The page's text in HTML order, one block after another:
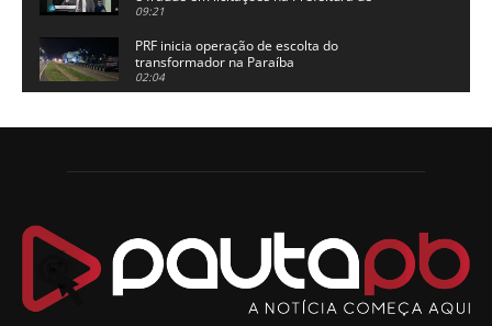
Alhandra
09:21
PRF inicia operação de escolta do
transformador na Paraíba
02:04
candidatura a governador da Paraíba
Chapa dos sonhos: Cícero agradece a Galdino,
Arthur Lira parabeniza Karla Pimentel por sua
reeleição em Conde
00:23
Aguinaldo Ribeiro destaca apoio do PP a Hugo